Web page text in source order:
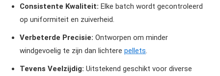
Consistente Kwaliteit: Elke batch wordt gecontroleerd
op uniformiteit en zuiverheid.
Verbeterde Precisie: Ontworpen om minder
windgevoelig te zijn dan lichtere pellets.
Tevens Veelzijdig: Uitstekend geschikt voor diverse